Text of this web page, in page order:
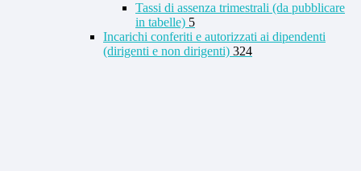
Tassi di assenza trimestrali (da pubblicare
in tabelle) 5
Incarichi conferiti e autorizzati ai dipendenti
(dirigenti e non dirigenti) 324